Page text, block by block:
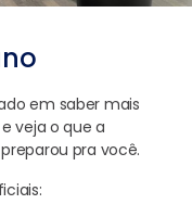
em saber mais
veja o que a
pra você.